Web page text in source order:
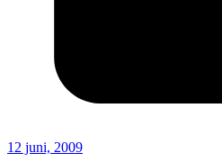
12 juni, 2009